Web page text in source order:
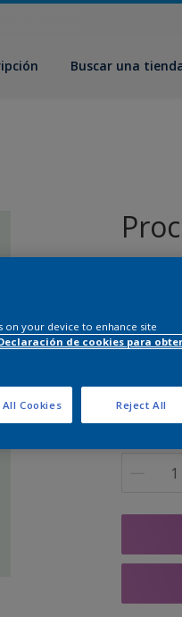
Buscar una
on your device to enhance site
de cookies para
Reject All
Cookies